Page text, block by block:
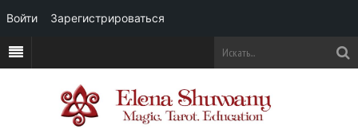
Войти Зарегистрироваться